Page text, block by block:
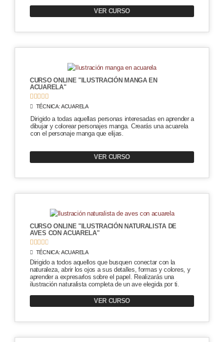
VER CURSO
CURSO ONLINE "ILUSTRACIÓN MANGA EN
ACUARELA"
    
TÉCNICA:ACUARELA
Dirigido a todas aquellas personas interesadas en aprender a
dibujar y colorear personajes manga. Crearás una acuarela
con el personaje manga que elijas.
VER CURSO
CURSO ONLINE "ILUSTRACIÓN NATURALISTA DE
AVES CON ACUARELA"
    
TÉCNICA:ACUARELA
Dirigido a todos aquellos que busquen conectar con la
naturaleza, abrir los ojos a sus detalles, formas y colores, y
aprender a expresarlos sobre el papel. Realizarás una
ilustración naturalista completa de un ave elegida por ti.
VER CURSO